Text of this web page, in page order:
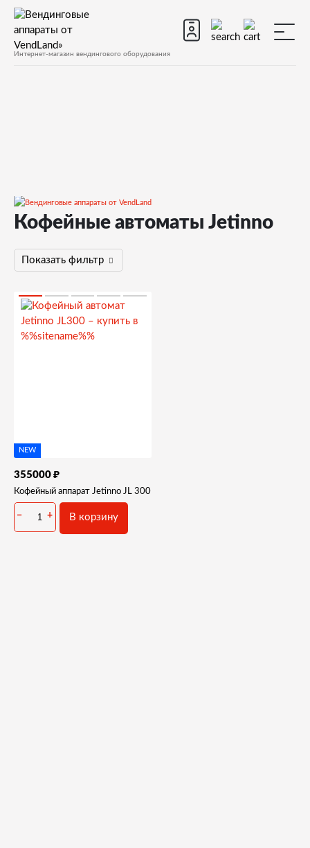
Интернет-магазин вендингового оборудования
Все вендинговые аппараты
Кофейные аппараты
Кофейные автоматы Jetinno
Показать фильтр
NEW
355000 ₽
Кофейный аппарат Jetinno JL 300
− + В корзину